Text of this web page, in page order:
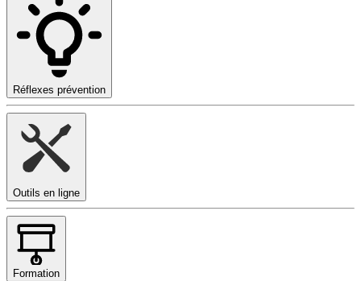
Réflexes prévention
Outils en ligne
Formation